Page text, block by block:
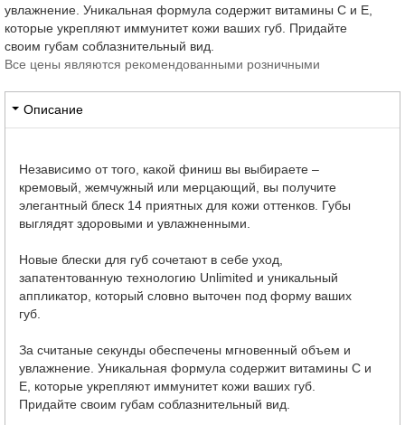
увлажнение. Уникальная формула содержит витамины С и Е,
которые укрепляют иммунитет кожи ваших губ. Придайте
своим губам соблазнительный вид.
Все цены являются рекомендованными розничными
Описание
Независимо от того, какой финиш вы выбираете –
кремовый, жемчужный или мерцающий, вы получите
элегантный блеск 14 приятных для кожи оттенков. Губы
выглядят здоровыми и увлажненными.
Новые блески для губ сочетают в себе уход,
запатентованную технологию Unlimited и уникальный
аппликатор, который словно выточен под форму ваших
губ.
За считаные секунды обеспечены мгновенный объем и
увлажнение. Уникальная формула содержит витамины С и
Е, которые укрепляют иммунитет кожи ваших губ.
Придайте своим губам соблазнительный вид.